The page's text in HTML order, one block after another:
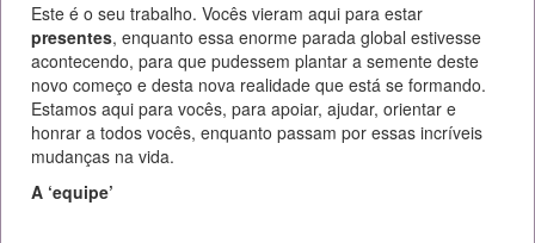
Este é o seu trabalho. Vocês vieram aqui para estar
presentes, enquanto essa enorme parada global estivesse
acontecendo, para que pudessem plantar a semente deste
novo começo e desta nova realidade que está se formando.
Estamos aqui para vocês, para apoiar, ajudar, orientar e
honrar a todos vocês, enquanto passam por essas incríveis
mudanças na vida.
A ‘equipe’